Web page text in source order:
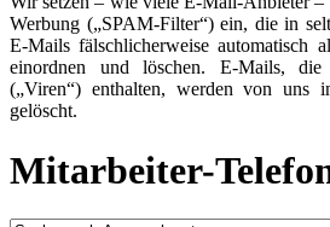
Werbung („SPAM-Filter“) ein, die in
E-Mails fälschlicherweise automatisch
einordnen und löschen. E-Mails, die
(„Viren“) enthalten, werden von uns
gelöscht.
Mitarbeiter-